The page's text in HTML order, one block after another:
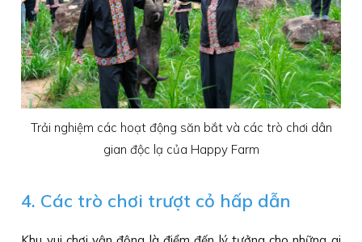
Trải nghiệm các hoạt động săn bắt và các trò chơi dân
gian độc lạ của Happy Farm
4. Các trò chơi trượt cỏ hấp dẫn